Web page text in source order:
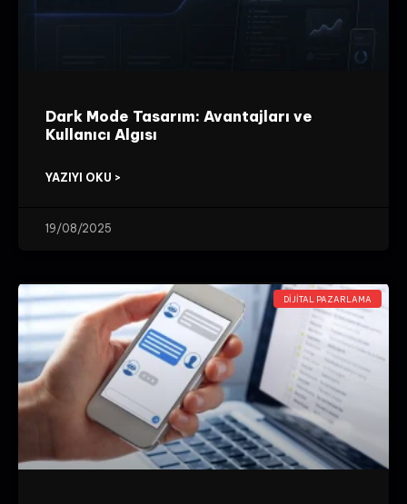
Dark Mode Tasarım: Avantajları ve
Kullanıcı Algısı
YAZIYI OKU >
19/08/2025
DIJITAL PAZARLAMA